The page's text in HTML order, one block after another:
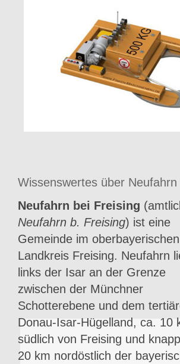
Wissenswertes über Neufahrn
Neufahrn bei Freising
Neufahrn b. Freising) ist eine
Gemeinde im oberbayerischen
Landkreis Freising. Neufahrn
links der Isar an der Grenze
zwischen der Münchner
Schotterebene und dem
Donau-Isar-Hügelland, ca. 10
südlich von Freising und knapp
20 km nordöstlich der